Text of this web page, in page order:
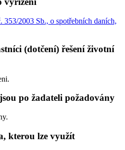
353/2003 Sb., o spotřebních daních,
(dotčení) řešení životní
po žadateli požadovány
kterou lze využít